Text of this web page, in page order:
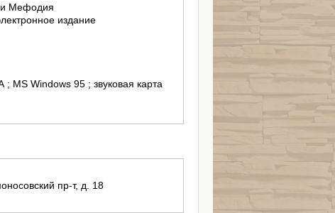
и Мефодия
издание
MS Windows 95 ; звуковая карта
пр-т, д. 18